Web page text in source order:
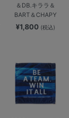
＆DB.キララ＆
BART＆CHAPY
¥1,800 (税込)